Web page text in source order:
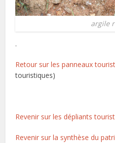
argile
.
Retour sur les panneaux
touristiques)
Revenir sur les dépliants
Revenir sur la synthèse du